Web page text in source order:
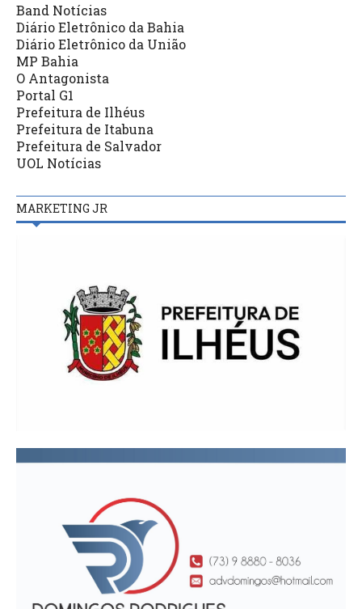
Band Notícias
Diário Eletrônico da Bahia
Diário Eletrônico da União
MP Bahia
O Antagonista
Portal G1
Prefeitura de Ilhéus
Prefeitura de Itabuna
Prefeitura de Salvador
UOL Notícias
MARKETING JR